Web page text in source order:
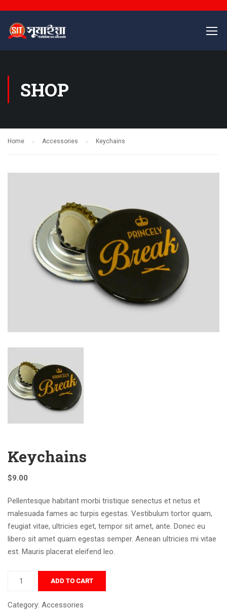
SHOP
Home Accessories Keychains
Keychains
$9.00
Pellentesque habitant morbi tristique senectus et netus et
malesuada fames ac turpis egestas. Vestibulum tortor quam,
feugiat vitae, ultricies eget, tempor sit amet, ante. Donec eu
libero sit amet quam egestas semper. Aenean ultricies mi vitae
est. Mauris placerat eleifend leo.
ADD TO CART
Category: Accessories